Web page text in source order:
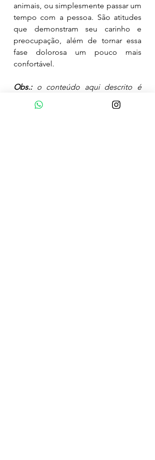
animais, ou simplesmente passar um
tempo com a pessoa. São atitudes
que demonstram seu carinho e
preocupação, além de tornar essa
fase dolorosa um pouco mais
confortável.
Obs.: o conteúdo aqui descrito é
apenas informativo
para tratamento
entre em contato para